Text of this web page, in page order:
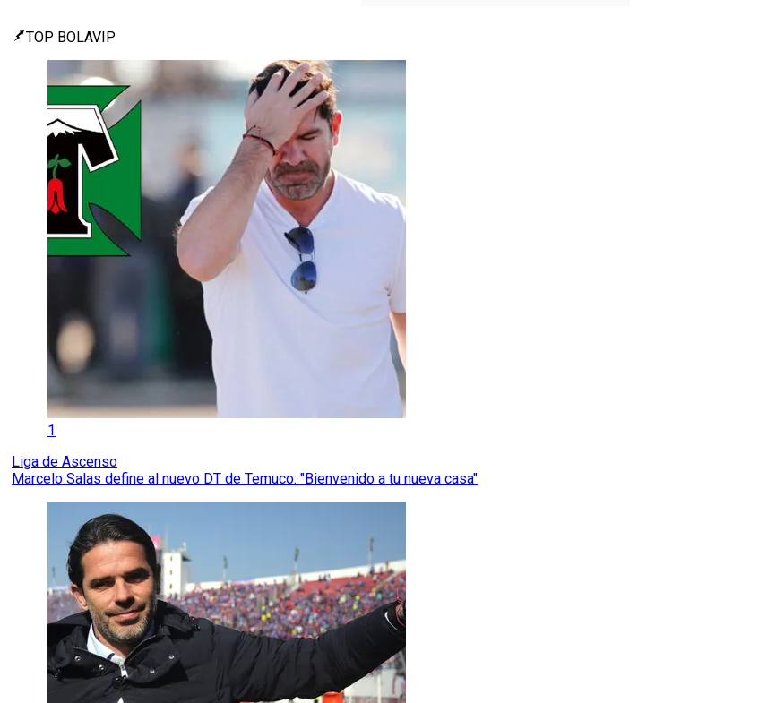
TOP BOLAVIP
1
Liga de Ascenso
Marcelo Salas define al nuevo DT de Temuco: "Bienvenido a tu nueva casa"